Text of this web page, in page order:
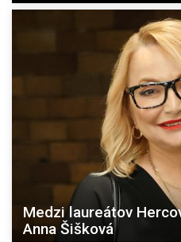
Medzi laureátov
Anna Šišková